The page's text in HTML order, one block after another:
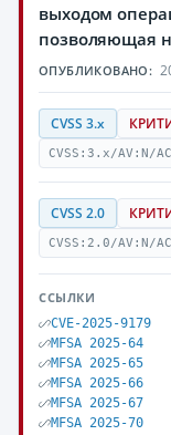
выходом
позволяющая
ОПУБЛИКОВАНО:
CVSS 3.x
CVSS:3.x/AV:N/
CVSS 2.0
CVSS:2.0/AV:N/
ССЫЛКИ
CVE-2025-9179
MFSA 2025-64
MFSA 2025-65
MFSA 2025-66
MFSA 2025-67
MFSA 2025-70